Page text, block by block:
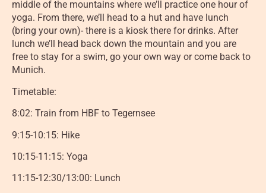
middle of the mountains where we’ll practice one hour of
yoga. From there, we’ll head to a hut and have lunch
(bring your own)- there is a kiosk there for drinks. After
lunch we’ll head back down the mountain and you are
free to stay for a swim, go your own way or come back to
Munich.
Timetable:
8:02: Train from HBF to Tegernsee
9:15-10:15: Hike
10:15-11:15: Yoga
11:15-12:30/13:00: Lunch